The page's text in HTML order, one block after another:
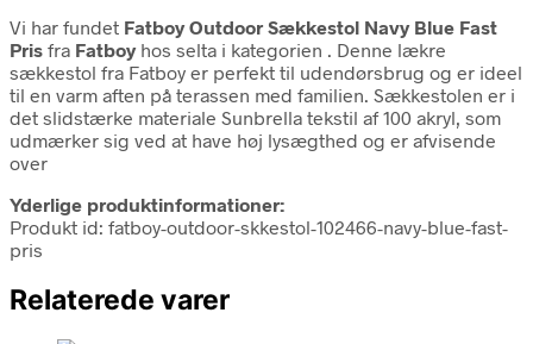
Vi har fundet Fatboy Outdoor Sækkestol Navy Blue Fast
Pris fra Fatboyhos selta i kategorien . Denne lækre
sækkestol fra Fatboy er perfekt til udendørsbrug og er ideel
til en varm aften på terassen med familien. Sækkestolen er i
det slidstærke materiale Sunbrella tekstil af 100 akryl, som
udmærker sig ved at have høj lysægthed og er afvisende
over
Yderlige produktinformationer:
Produkt id: fatboy-outdoor-skkestol-102466-navy-blue-fast-
pris
Relaterede varer